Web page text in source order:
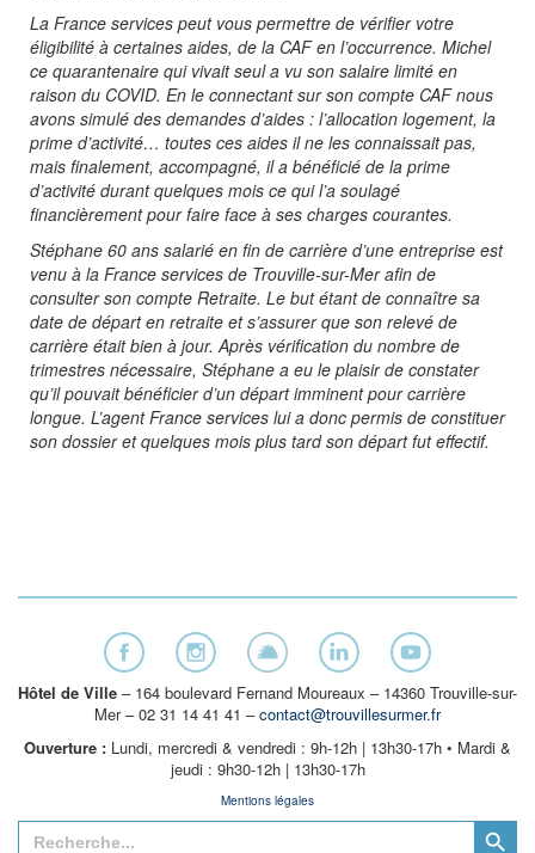
La France services peut vous permettre de vérifier votre
éligibilité à certaines aides, de la CAF en l’occurrence. Michel
ce quarantenaire qui vivait seul a vu son salaire limité en
raison du COVID. En le connectant sur son compte CAF nous
avons simulé des demandes d’aides : l’allocation logement, la
prime d’activité… toutes ces aides il ne les connaissait pas,
mais finalement, accompagné, il a bénéficié de la prime
d’activité durant quelques mois ce qui l’a soulagé
financièrement pour faire face à ses charges courantes.
Stéphane 60 ans salarié en fin de carrière d’une entreprise est
venu à la France services de Trouville-sur-Mer afin de
consulter son compte Retraite. Le but étant de connaître sa
date de départ en retraite et s’assurer que son relevé de
carrière était bien à jour. Après vérification du nombre de
trimestres nécessaire, Stéphane a eu le plaisir de constater
qu’il pouvait bénéficier d’un départ imminent pour carrière
longue. L’agent France services lui a donc permis de constituer
son dossier et quelques mois plus tard son départ fut effectif.
Hôtel de Ville – 164 boulevard Fernand Moureaux – 14360 Trouville-sur-
Mer – 02 31 14 41 41 –contact@trouvillesurmer.fr
Ouverture : Lundi, mercredi & vendredi : 9h-12h | 13h30-17h • Mardi &
jeudi : 9h30-12h | 13h30-17h
Mentions légales
Search
for:
Search Button